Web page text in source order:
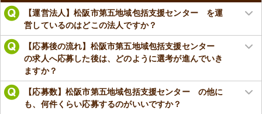
【運営法人】松阪市第五地域包括支援センター を運
営しているのはどこの法人ですか？
【応募後の流れ】松阪市第五地域包括支援センター
の求人へ応募した後は、どのように選考が進んでいき
ますか？
【応募数】松阪市第五地域包括支援センター の他に
も、何件くらい応募するのがいいですか？